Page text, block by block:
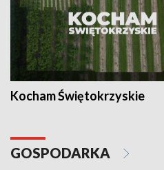
Kocham Świętokrzyskie
GOSPODARKA